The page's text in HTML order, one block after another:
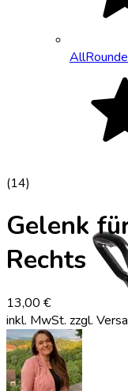
(14)
Gelenk
Rechts
13,00 €
inkl. MwSt. zzgl.